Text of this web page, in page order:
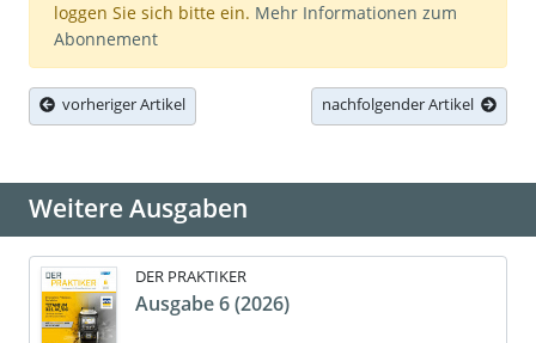
loggen Sie sich bitte ein. Mehr Informationen zum
Abonnement
vorheriger Artikel nachfolgender Artikel
Weitere Ausgaben
DER PRAKTIKER
Ausgabe 6 (2026)